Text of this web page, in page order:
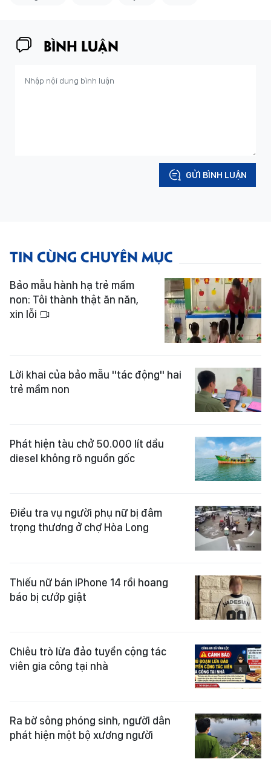
BÌNH LUẬN
GỬI BÌNH LUẬN
TIN CÙNG CHUYÊN MỤC
Bảo mẫu hành hạ trẻ mầm
non: Tôi thành thật ăn năn,
xin lỗi
Lời khai của bảo mẫu "tác động" hai
trẻ mầm non
Phát hiện tàu chở 50.000 lít dầu
diesel không rõ nguồn gốc
Điều tra vụ người phụ nữ bị đâm
trọng thương ở chợ Hòa Long
Thiếu nữ bán iPhone 14 rồi hoang
báo bị cướp giật
Chiêu trò lừa đảo tuyển cộng tác
viên gia công tại nhà
Ra bờ sông phóng sinh, người dân
phát hiện một bộ xương người